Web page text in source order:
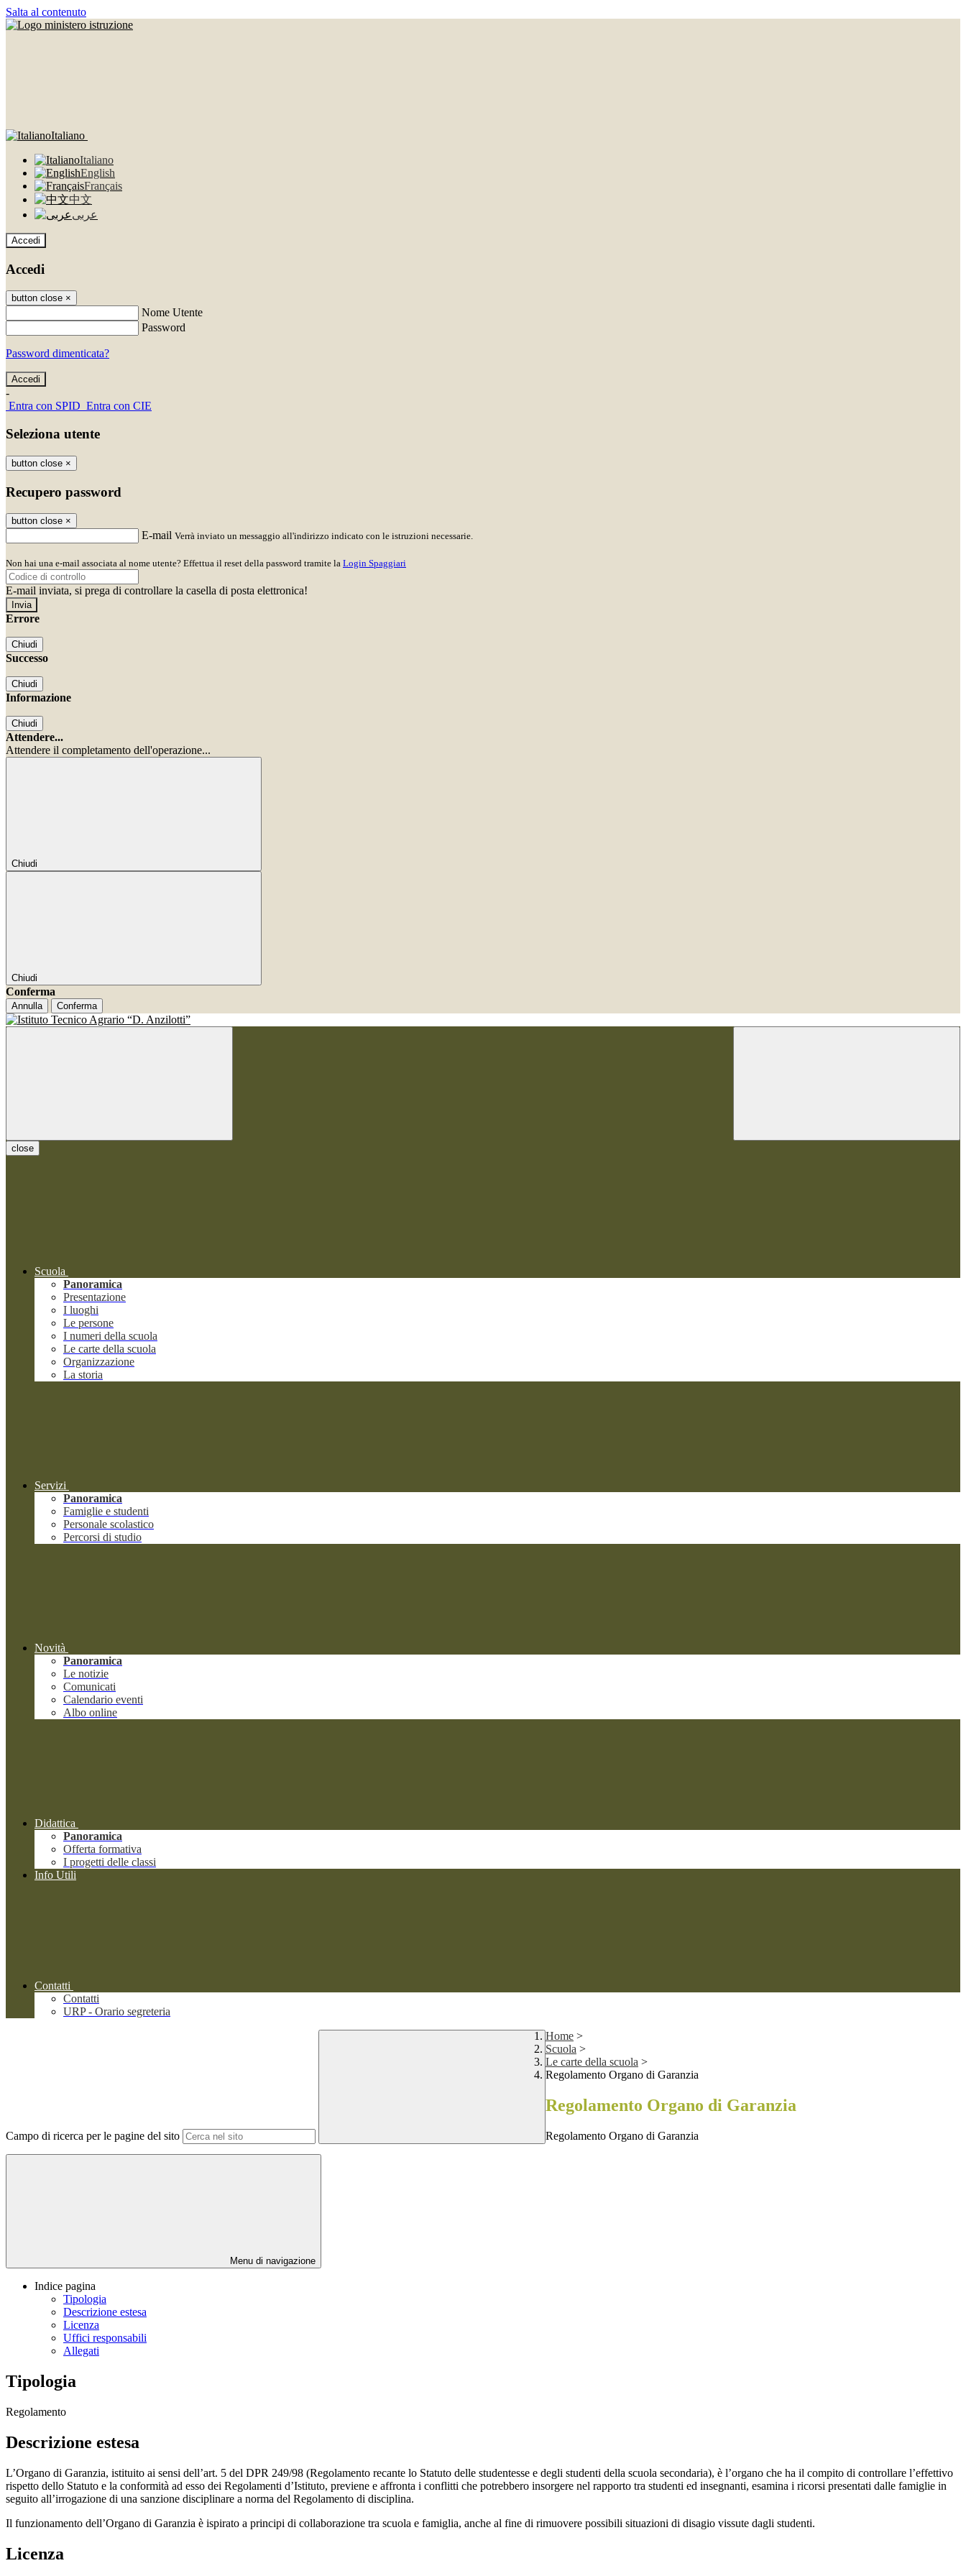
Salta al contenuto
Italiano
Italiano
English
Français
中文
عربى
Accedi
Accedi
button close ×
Nome Utente
Password
Password dimenticata?
-
Entra con SPID Entra con CIE
Seleziona utente
button close ×
Recupero password
button close ×
E-mail Verrà inviato un messaggio all'indirizzo indicato con le istruzioni necessarie.
Non hai una e-mail associata al nome utente? Effettua il reset della password tramite la Login Spaggiari
E-mail inviata, si prega di controllare la casella di posta elettronica!
Errore
Chiudi
Successo
Chiudi
Informazione
Chiudi
Attendere...
Attendere il completamento dell'operazione...
Chiudi
Chiudi
Conferma
Annulla Conferma
close
Scuola
Panoramica
Presentazione
I luoghi
Le persone
I numeri della scuola
Le carte della scuola
Organizzazione
La storia
Servizi
Panoramica
Famiglie e studenti
Personale scolastico
Percorsi di studio
Novità
Panoramica
Le notizie
Comunicati
Calendario eventi
Albo online
Didattica
Panoramica
Offerta formativa
I progetti delle classi
Info Utili
Contatti
Contatti
URP - Orario segreteria
Campo di ricerca per le pagine del sito
Home >
Scuola >
Le carte della scuola >
Regolamento Organo di Garanzia
Regolamento Organo di Garanzia
Regolamento Organo di Garanzia
Menu di navigazione
Indice pagina
Tipologia
Descrizione estesa
Licenza
Uffici responsabili
Allegati
Tipologia
Regolamento
Descrizione estesa
L’Organo di Garanzia, istituito ai sensi dell’art. 5 del DPR 249/98 (Regolamento recante lo Statuto delle studentesse e degli studenti della scuola secondaria), è l’organo che ha il compito di controllare l’effettivo
rispetto dello Statuto e la conformità ad esso dei Regolamenti d’Istituto, previene e affronta i conflitti che potrebbero insorgere nel rapporto tra studenti ed insegnanti, esamina i ricorsi presentati dalle famiglie in
seguito all’irrogazione di una sanzione disciplinare a norma del Regolamento di disciplina.
Il funzionamento dell’Organo di Garanzia è ispirato a principi di collaborazione tra scuola e famiglia, anche al fine di rimuovere possibili situazioni di disagio vissute dagli studenti.
Licenza